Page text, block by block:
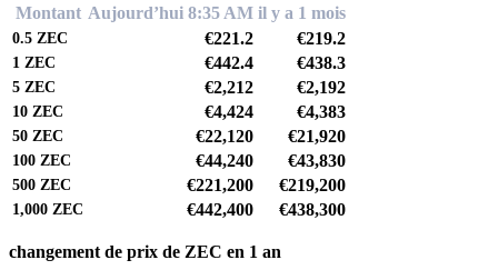
Montant Aujourd’hui 8:35 AM il y a 1 mois
0.5 ZEC €221.2 €219.2
1 ZEC €442.4 €438.3
5 ZEC €2,212 €2,192
10 ZEC €4,424 €4,383
50 ZEC €22,120 €21,920
100 ZEC €44,240 €43,830
500 ZEC €221,200 €219,200
1,000 ZEC €442,400 €438,300
changement de prix de ZEC en 1 an